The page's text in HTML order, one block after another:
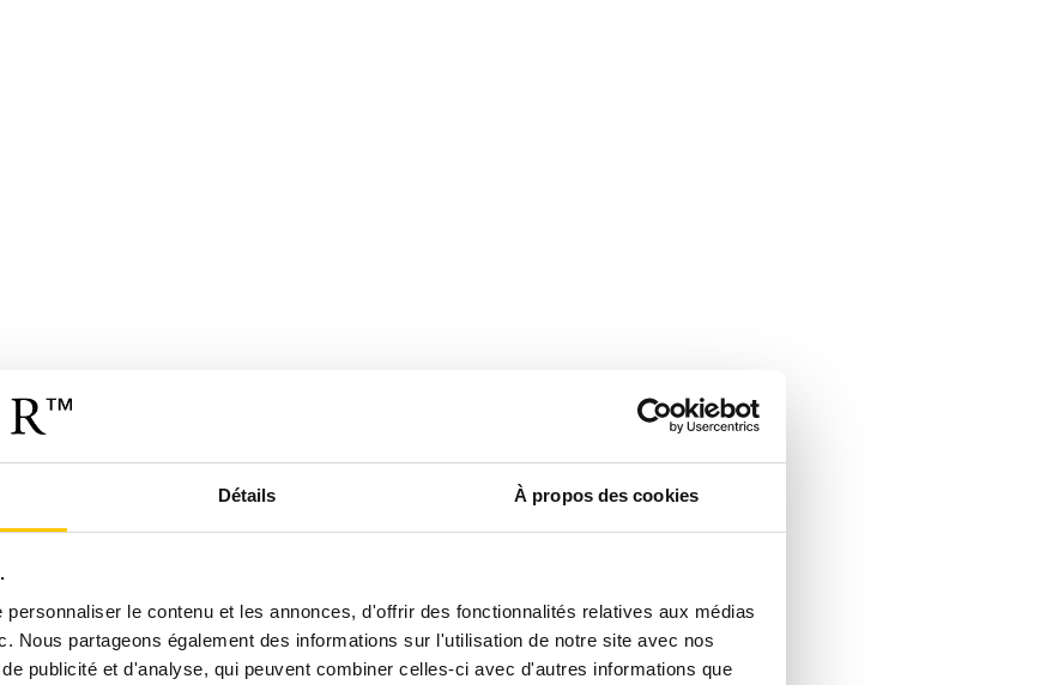
Détails À propos des cookies
le contenu et les annonces, d'offrir des fonctionnalités relatives aux médias
Nous partageons également des informations sur l'utilisation de notre site avec nos
publicité et d'analyse, qui peuvent combiner celles-ci avec d'autres informations que